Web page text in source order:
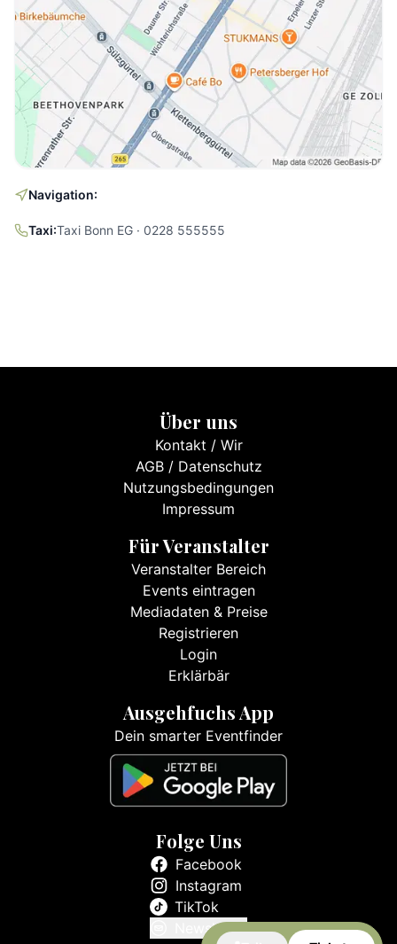
Navigation:
Taxi:Taxi Bonn EG · 0228 555555
Über uns
Kontakt / Wir
AGB/ Datenschutz
Nutzungsbedingungen
Impressum
Für Veranstalter
Veranstalter Bereich
Events eintragen
Mediadaten & Preise
Registrieren
Login
Erklärbär
Ausgehfuchs App
Dein smarter Eventfinder
Folge Uns
Facebook
Instagram
TikTok
Newsletter